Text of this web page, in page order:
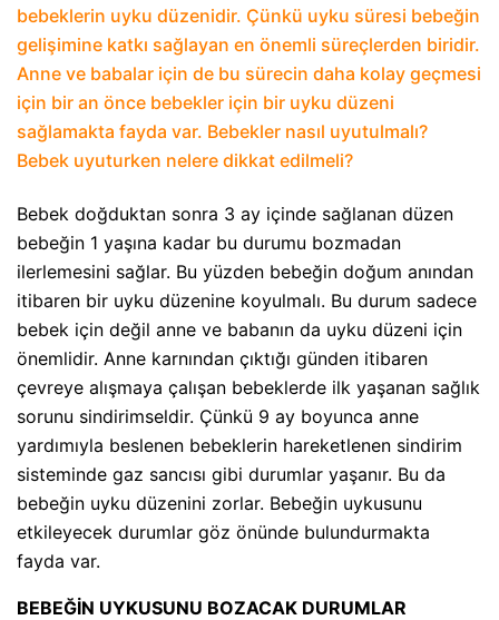
bebeklerin uyku düzenidir. Çünkü uyku süresi bebeğin
gelişimine katkı sağlayan en önemli süreçlerden biridir.
Anne ve babalar için de bu sürecin daha kolay geçmesi
için bir an önce bebekler için bir uyku düzeni
sağlamakta fayda var. Bebekler nasıl uyutulmalı?
Bebek uyuturken nelere dikkat edilmeli?
Bebek doğduktan sonra 3 ay içinde sağlanan düzen
bebeğin 1 yaşına kadar bu durumu bozmadan
ilerlemesini sağlar. Bu yüzden bebeğin doğum anından
itibaren bir uyku düzenine koyulmalı. Bu durum sadece
bebek için değil anne ve babanın da uyku düzeni için
önemlidir. Anne karnından çıktığı günden itibaren
çevreye alışmaya çalışan bebeklerde ilk yaşanan sağlık
sorunu sindirimseldir. Çünkü 9 ay boyunca anne
yardımıyla beslenen bebeklerin hareketlenen sindirim
sisteminde gaz sancısı gibi durumlar yaşanır. Bu da
bebeğin uyku düzenini zorlar. Bebeğin uykusunu
etkileyecek durumlar göz önünde bulundurmakta
fayda var.
BEBEĞİN UYKUSUNU BOZACAK DURUMLAR